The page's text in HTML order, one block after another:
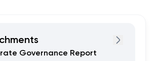
Governance Report